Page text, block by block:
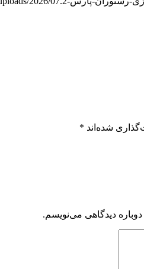
شده‌اند *
دیدگاهی می‌نویسم.